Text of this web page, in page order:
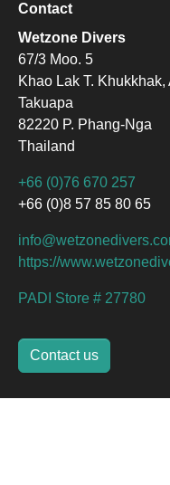
Contact
Wetzone Divers
67/3 Moo. 5
Khao Lak T. Khukkhak,
Takuapa
82220 P. Phang-Nga
Thailand
+66 (0)76 670 257
+66 (0)8 57 85 80 65
https://
PADI Store # 27780
Contact us